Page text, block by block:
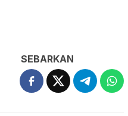
SEBARKAN